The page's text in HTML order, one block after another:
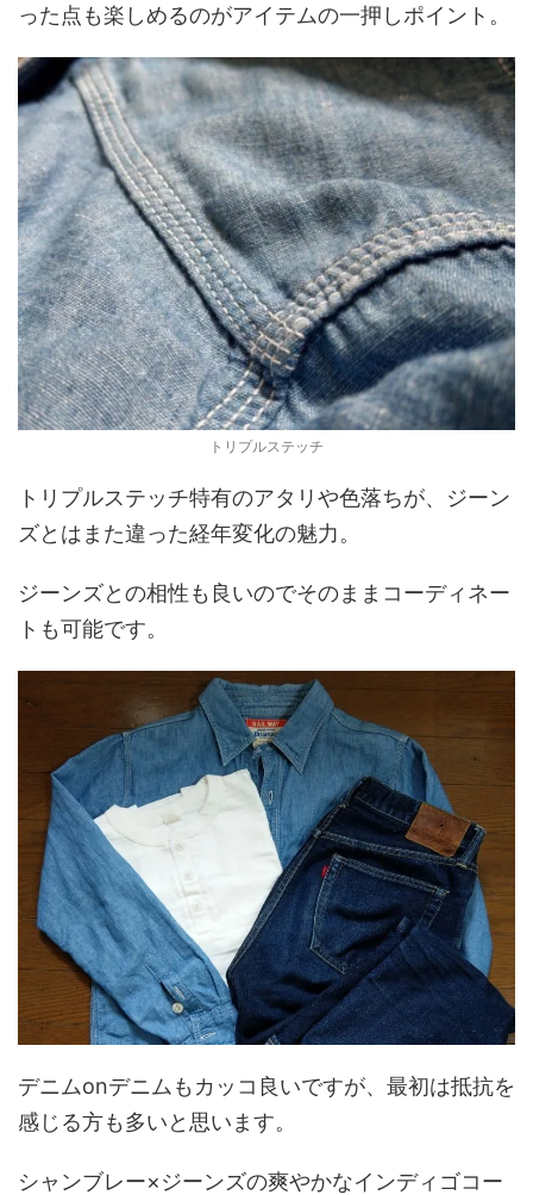
った点も楽しめるのがアイテムの一押しポイント。
トリプルステッチ
トリプルステッチ特有のアタリや色落ちが、ジーン
ズとはまた違った経年変化の魅力。
ジーンズとの相性も良いのでそのままコーディネー
トも可能です。
デニムonデニムもカッコ良いですが、最初は抵抗を
感じる方も多いと思います。
シャンブレー×ジーンズの爽やかなインディゴコー